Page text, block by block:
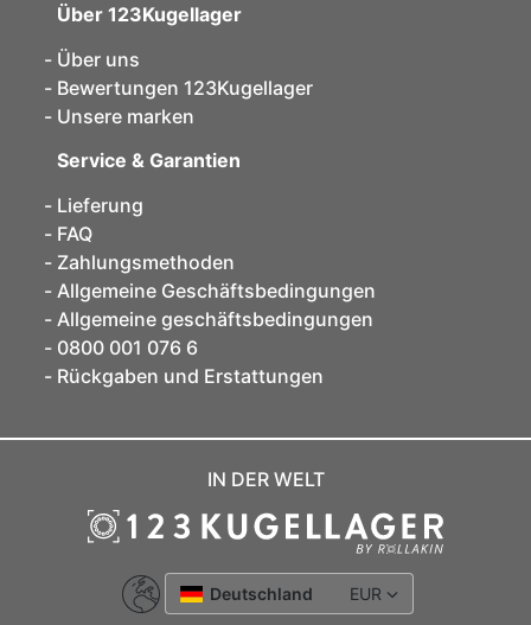
Über 123Kugellager
Über uns
Bewertungen 123Kugellager
Unsere marken
Service & Garantien
Lieferung
FAQ
Zahlungsmethoden
Allgemeine Geschäftsbedingungen
Allgemeine geschäftsbedingungen
0800 001 076 6
Rückgaben und Erstattungen
IN DER WELT
Deutschland EUR